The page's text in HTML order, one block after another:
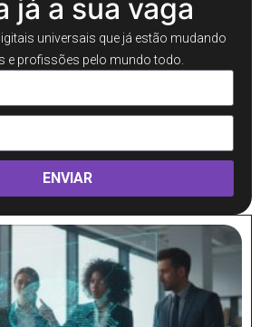
já a sua vaga
universais que já estão mudando
e profissões pelo mundo todo.
ENVIAR